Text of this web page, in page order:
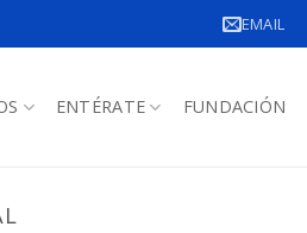
EMAIL
ENTÉRATE FUNDACIÓN